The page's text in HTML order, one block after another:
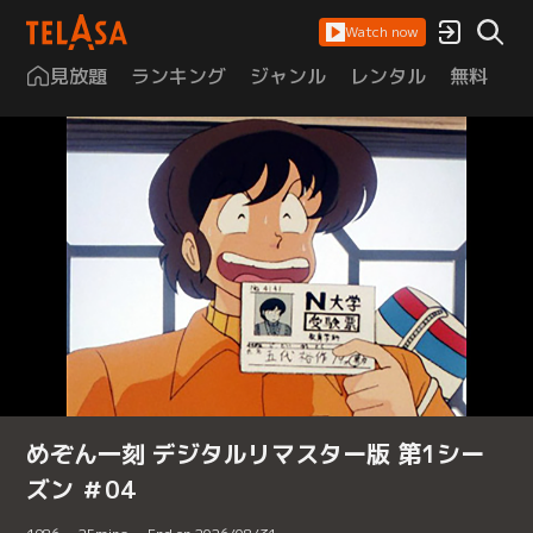
Watch now
見放題 ランキング ジャンル レンタル 無料
めぞん一刻 デジタルリマスター版 第1シー
ズン ＃04